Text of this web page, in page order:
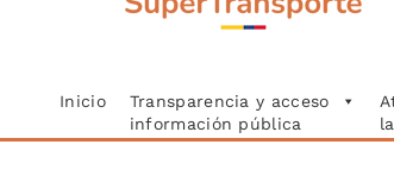
Inicio
Transparencia y acceso
información pública